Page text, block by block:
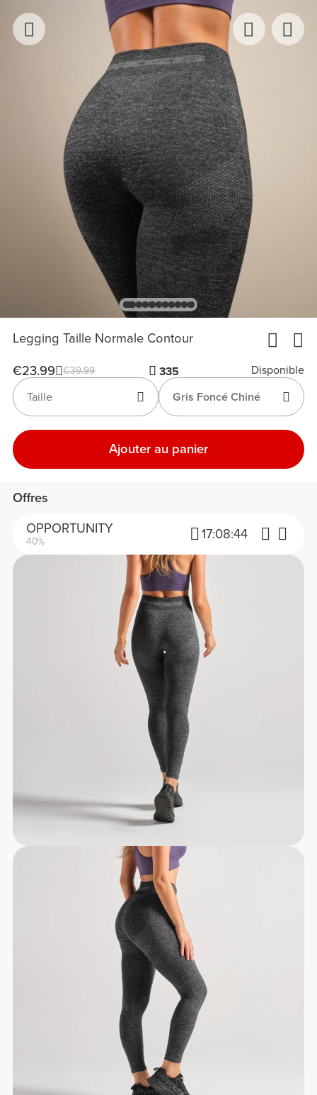
Legging Taille Normale Contour
€23.99 €39.99 335
Disponible
Gris Foncé Chiné
Taille
Ajouter au panier
Offres
OPPORTUNITY
40% 17:08:44